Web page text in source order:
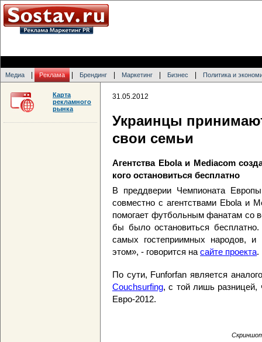
Медиа Реклама Брендинг Маркетинг Бизнес Политика и
31.05.2012
Украинцы
свои семьи
Агентства Ebola и Mediacom
кого остановиться бесплатно
В преддверии Чемпионата
совместно с агентствами Ebola и
помогает футбольным фанатам со
бы было остановиться
самых гостеприимных народов,
этом», - говорится на сайте проекта.
По сути, Funforfan является
Couchsurfing, с той лишь разницей,
Евро-2012.
Карта
рекламного
рынка